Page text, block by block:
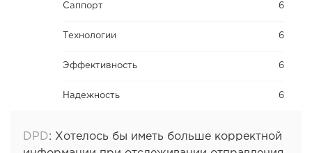
Саппорт 6
Технологии 6
Эффективность 6
Надежность 6
DPD: Хотелось бы иметь больше корректной